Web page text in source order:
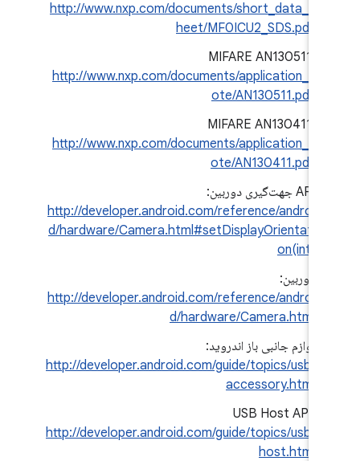
http://www.nxp.com/documents/short_data_s
heet/MF0ICU2_SDS.pdf
MIFARE AN130511:
http://www.nxp.com/documents/application_n
ote/AN130511.pdf
MIFARE AN130411:
http://www.nxp.com/documents/application_n
ote/AN130411.pdf
http://developer.android.com/reference/androi
d/hardware/Camera.html#setDisplayOrientati
on(int)
http://developer.android.com/reference/androi
d/hardware/Camera.html
لوازم جانبی باز اندروید:
http://developer.android.com/guide/topics/usb/
accessory.html
USB Host API:
http://developer.android.com/guide/topics/usb/
host.html